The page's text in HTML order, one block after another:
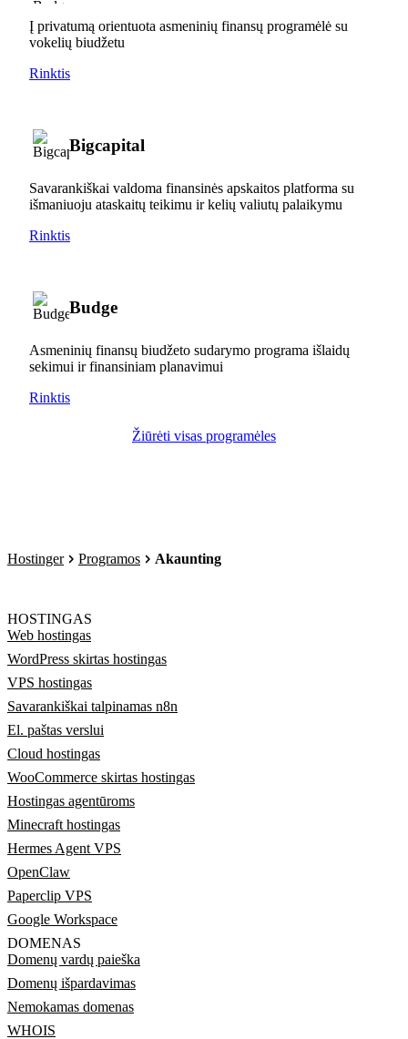
Į privatumą orientuota asmeninių finansų programėlė su
vokelių biudžetu
Rinktis
Bigcapital
Savarankiškai valdoma finansinės apskaitos platforma su
išmaniuoju ataskaitų teikimu ir kelių valiutų palaikymu
Rinktis
Budge
Asmeninių finansų biudžeto sudarymo programa išlaidų
sekimui ir finansiniam planavimui
Rinktis
Žiūrėti visas programėles
Hostinger Programos Akaunting
HOSTINGAS
Web hostingas
WordPress skirtas hostingas
VPS hostingas
Savarankiškai talpinamas n8n
El. paštas verslui
Cloud hostingas
WooCommerce skirtas hostingas
Hostingas agentūroms
Minecraft hostingas
Hermes Agent VPS
OpenClaw
Paperclip VPS
Google Workspace
DOMENAS
Domenų vardų paieška
Domenų išpardavimas
Nemokamas domenas
WHOIS